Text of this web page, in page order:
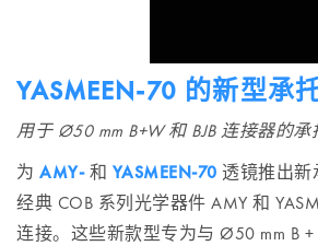
YASMEEN-70 的新型承
用于 Ø50 mm B+W 和 BJB 连接器的承
为 AMY-和 YASMEEN-70 透镜推出新
经典 COB 系列光学器件 AMY 和
连接。这些新款型专为与 Ø50 mm B +